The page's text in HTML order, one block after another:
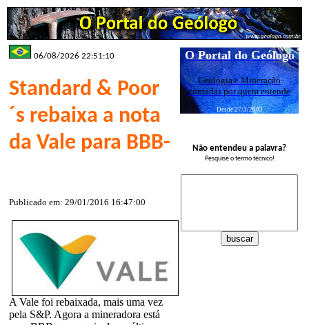
06/08/2026 22:51:10
Standard & Poor
´s rebaixa a nota
da Vale para BBB-
Publicado em: 29/01/2016 16:47:00
A Vale foi rebaixada, mais uma vez
pela S&P. Agora a mineradora está
O Portal do Geólogo
Geologia e Mineração
contadas por quem entende
Desde 27/3/2003
Não entendeu a palavra?
Pesquise o termo técnico!